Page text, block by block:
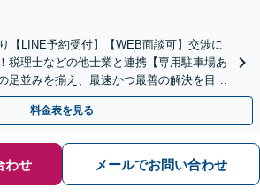
【LINE予約受付】【WEB面談可】交渉に
税理士などの他士業と連携【専用駐車場あ
足並みを揃え、最速かつ最善の解決を目指
】【お子さま同席可】
料金表を見る
わせ メールでお問い合わせ